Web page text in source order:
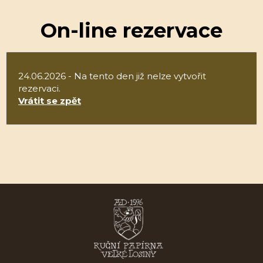
On-line rezervace
24.06.2026 - Na tento den již nelze vytvořit
rezervaci.
Vrátit se zpět